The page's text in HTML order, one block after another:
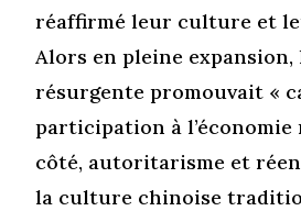
réaffirmé leur culture et
Alors en pleine expansion,
résurgente promouvait «
participation à l’économie
côté, autoritarisme et
la culture chinoise